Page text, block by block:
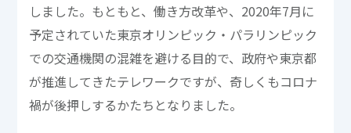
しました。もともと、働き方改革や、2020年7月に
予定されていた東京オリンピック・パラリンピック
での交通機関の混雑を避ける目的で、政府や東京都
が推進してきたテレワークですが、奇しくもコロナ
禍が後押しするかたちとなりました。